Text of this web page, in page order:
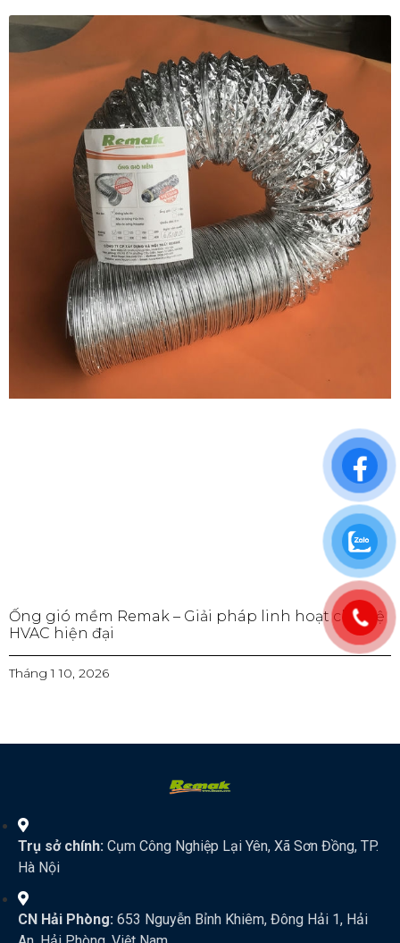
Ống gió mềm Remak – Giải pháp linh hoạt cho hệ
HVAC hiện đại
Tháng 1 10, 2026
Trụ sở chính: Cụm Công Nghiệp Lại Yên, Xã Sơn Đồng, TP.
Hà Nội
CN Hải Phòng: 653 Nguyễn Bỉnh Khiêm, Đông Hải 1, Hải